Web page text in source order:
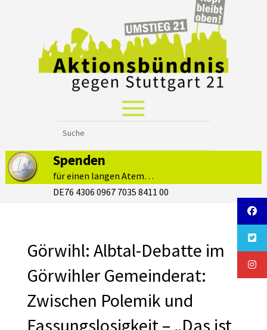
Spenden
für einen langen Atem…
DE76 4306 0967 7035 8411 00
Görwihl: Albtal-Debatte im
Görwihler Gemeinderat:
Zwischen Polemik und
Fassungslosigkeit – „Das ist